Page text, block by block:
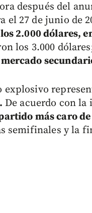
después del
el 27 de junio de
2.000 dólares,
los 3.000
mercado
explosivo
De acuerdo con
más caro
semifinales y la